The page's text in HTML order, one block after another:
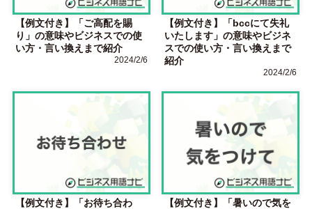
【例文付き】「ご高配を賜
り」の意味やビジネスでの使
い方・言い換えまで紹介
2024/2/6
【例文付き】「bccにて失礼
いたします」の意味やビジネ
スでの使い方・言い換えまで
紹介
2024/2/6
【例文付き】「お待ち合わ
【例文付き】「暑いので気を